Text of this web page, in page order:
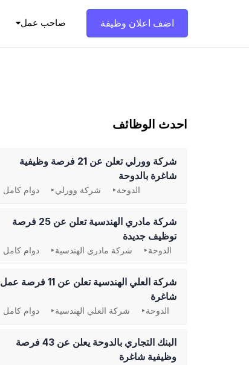
صاحب عمل اضف اعلان وظيفة
احدث الوظائف
شركة وورلي تعلن عن 21 فرصة وظيفية
شاغرة بالدوحة
الدوحة شركة وورلي دوام كامل
شركة مادري الهندسية تعلن عن 25 فرصة
توظيف جديدة
الدوحة شركة مادري الهندسية دوام كامل
شركة العلي الهندسية تعلن عن 11 فرصة عمل
شاغرة
الدوحة شركة العلي الهندسية دوام كامل
‏البنك التجاري بالدوحة يعلن عن 43 فرصة
وظيفية شاغرة